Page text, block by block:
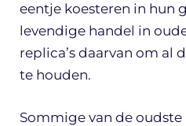
eentje koesteren in hun
levendige handel in
replica’s daarvan om al
te houden.
Sommige van de